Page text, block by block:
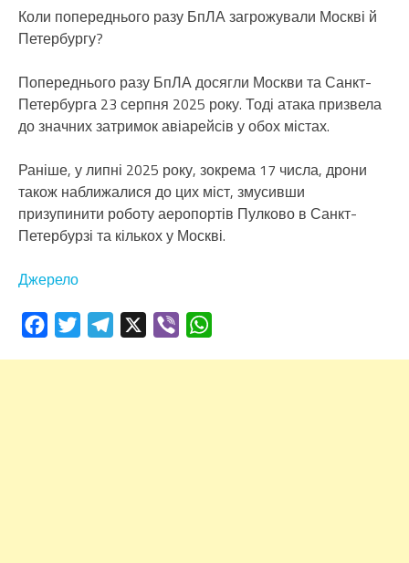
Коли попереднього разу БпЛА загрожували Москві й
Петербургу?
Попереднього разу БпЛА досягли Москви та Санкт-
Петербурга 23 серпня 2025 року. Тоді атака призвела
до значних затримок авіарейсів у обох містах.
Раніше, у липні 2025 року, зокрема 17 числа, дрони
також наближалися до цих міст, змусивши
призупинити роботу аеропортів Пулково в Санкт-
Петербурзі та кількох у Москві.
Джерело
FacebookTwitterTelegram Viber